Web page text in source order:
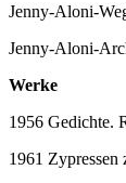
Jenny-Aloni-
Jenny-Aloni-
Werke
1956 Gedichte.
1961